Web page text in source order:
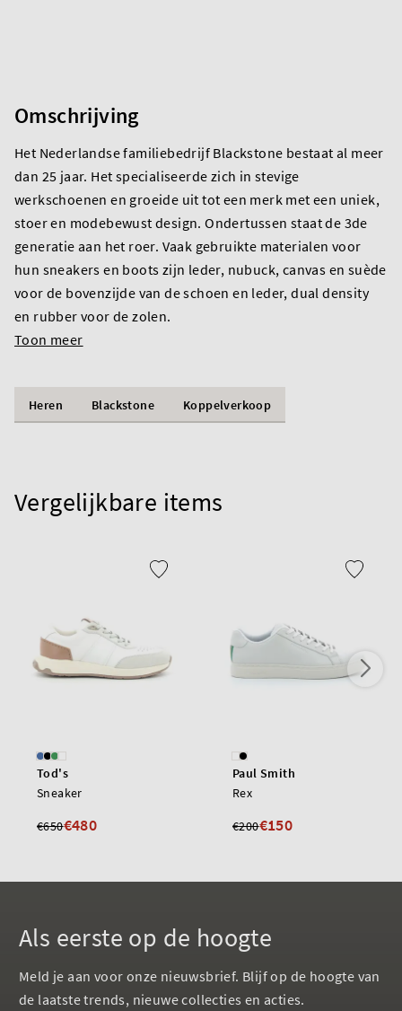
Omschrijving
Het Nederlandse familiebedrijf Blackstone bestaat al meer
dan 25 jaar. Het specialiseerde zich in stevige
werkschoenen en groeide uit tot een merk met een uniek,
stoer en modebewust design. Ondertussen staat de 3de
generatie aan het roer. Vaak gebruikte materialen voor
hun sneakers en boots zijn leder, nubuck, canvas en suède
voor de bovenzijde van de schoen en leder, dual density
en rubber voor de zolen.
Toon meer
Heren Blackstone Koppelverkoop
Vergelijkbare items
Tod's
Sneaker
€650€480
Paul Smith
Rex
€200€150
Als eerste op de hoogte
Meld je aan voor onze nieuwsbrief. Blijf op de hoogte van
de laatste trends, nieuwe collecties en acties.